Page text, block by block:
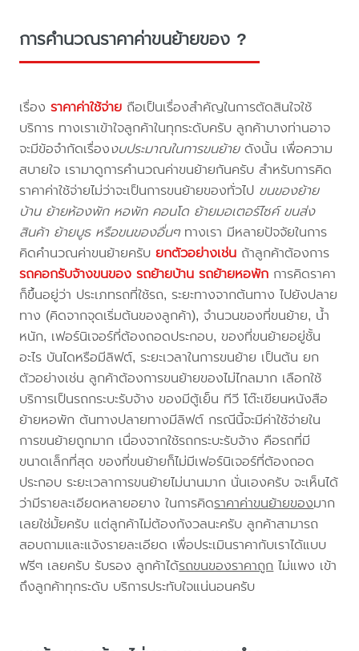
การคำนวณราคาค่าขนย้ายของ ?
เรื่องราคาค่าใช้จ่าย ถือเป็นเรื่องสำคัญในการตัดสินใจใช้
บริการ ทางเราเข้าใจลูกค้าในทุกระดับครับ ลูกค้าบางท่านอาจ
จะมีข้อจำกัดเรื่องงบประมาณในการขนย้ายดังนั้น เพื่อความ
สบายใจ เรามาดูการคำนวณค่าขนย้ายกันครับ สำหรับการคิด
ราคาค่าใช้จ่ายไม่ว่าจะเป็นการขนย้ายของทั่วไป ขนของย้าย
บ้าน ย้ายห้องพัก หอพัก คอนโด ย้ายมอเตอร์ไซค์ ขนส่ง
สินค้า ย้ายบูธ หรือขนของอื่นๆทางเรา มีหลายปัจจัยในการ
คิดคำนวณค่าขนย้ายครับยกตัวอย่างเช่น ถ้าลูกค้าต้องการ
รถคอกรับจ้างขนของ รถย้ายบ้าน รถย้ายหอพัก การคิดราคา
ก็ขึ้นอยู่ว่า ประเภทรถที่ใช้รถ, ระยะทางจากต้นทาง ไปยังปลาย
ทาง (คิดจากจุดเริ่มต้นของลูกค้า), จำนวนของที่ขนย้าย, น้ำ
หนัก, เฟอร์นิเจอร์ที่ต้องถอดประกอบ, ของที่ขนย้ายอยู่ชั้น
อะไร บันไดหรือมีลิฟต์, ระยะเวลาในการขนย้าย เป็นต้น ยก
ตัวอย่างเช่น ลูกค้าต้องการขนย้ายของไม่ไกลมาก เลือกใช้
บริการเป็นรถกระบะรับจ้าง ของมีตู้เย็น ทีวี โต๊ะเขียนหนังสือ
ย้ายหอพัก ต้นทางปลายทางมีลิฟต์ กรณีนี้จะมีค่าใช้จ่ายใน
การขนย้ายถูกมาก เนื่องจากใช้รถกระบะรับจ้าง คือรถที่มี
ขนาดเล็กที่สุด ของที่ขนย้ายก็ไม่มีเฟอร์นิเจอร์ที่ต้องถอด
ประกอบ ระยะเวลาการขนย้ายไม่นานมาก นั่นเองครับ จะเห็นได้
ว่ามีรายละเอียดหลายอยาง ในการคิดราคาค่าขนย้ายของมาก
เลยใช่มั้ยครับ แต่ลูกค้าไม่ต้องกังวลนะครับ ลูกค้าสามารถ
สอบถามและแจ้งรายละเอียด เพื่อประเมินราคากับเราได้แบบ
ฟรีๆ เลยครับ รับรอง ลูกค้าได้รถขนของราคาถูก ไม่แพง เข้า
ถึงลูกค้าทุกระดับ บริการประทับใจแน่นอนครับ